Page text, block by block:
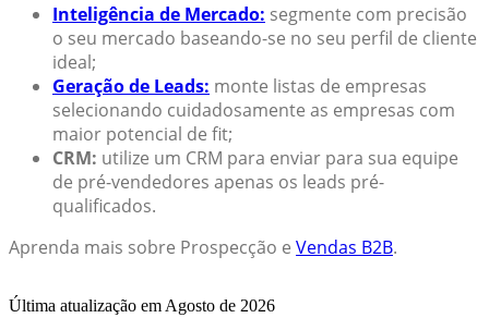
Inteligência de Mercado: segmente com precisão
o seu mercado baseando-se no seu perfil de cliente
ideal;
Geração de Leads: monte listas de empresas
selecionando cuidadosamente as empresas com
maior potencial de fit;
CRM: utilize um CRM para enviar para sua equipe
de pré-vendedores apenas os leads pré-
qualificados.
Aprenda mais sobre Prospecção e Vendas B2B.
Última atualização em Agosto de 2026